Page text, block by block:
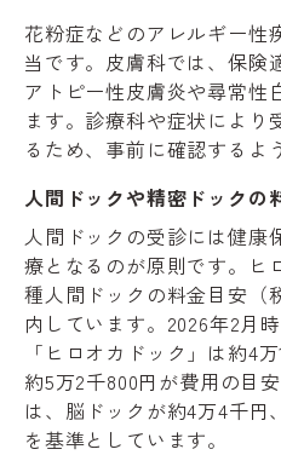
花粉症などのアレルギー性
当です。皮膚科では、保険
アトピー性皮膚炎や尋常性
ます。診療科や症状により
るため、事前に確認するよ
人間ドックや精密ドックの
人間ドックの受診には健康
療となるのが原則です。ヒ
種人間ドックの料金目安（
内しています。2026年2月
「ヒロオカドック」は約4
約5万2千800円が費用の目
は、脳ドックが約4万4千円
を基準としています。